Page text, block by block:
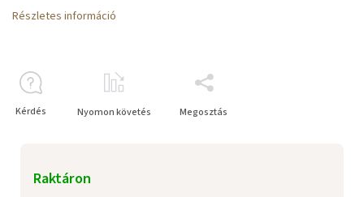
Raktáron
Részletes információ
Kérdés Nyomon követés Megosztás